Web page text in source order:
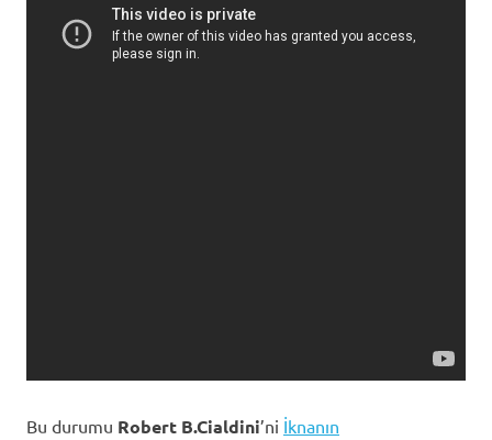
Bu durumu Robert B.Cialdini’ni İknanın